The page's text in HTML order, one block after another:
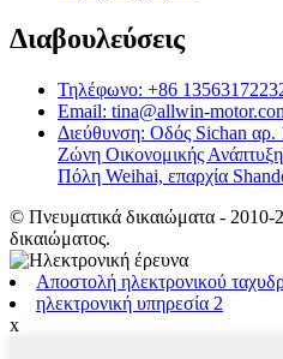
Διαβουλεύσεις
Τηλέφωνο: +86
Email: tina@allwin-
Διεύθυνση: Οδός Sichan αρ.
Ζώνη Οικονομικής
Πόλη Weihai, επαρχία
© Πνευματικά δικαιώματα - 2010-
δικαιώματος.
Αποστολή ηλεκτρονικού
ηλεκτρονική υπηρεσία 2
x